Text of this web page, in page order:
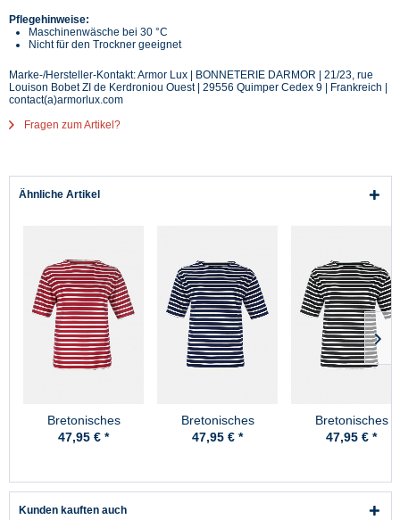
Pflegehinweise:
Maschinenwäsche bei 30 °C
Nicht für den Trockner geeignet
Marke-/Hersteller-Kontakt: Armor Lux | BONNETERIE DARMOR | 21/23, rue
Louison Bobet ZI de Kerdroniou Ouest | 29556 Quimper Cedex 9 | Frankreich |
contact(a)armorlux.com
Fragen zum Artikel?
Ähnliche Artikel
Bretonisches
Fischerhemd Damen
Kurzarm -
47,95 € *
Bretonisches
Fischerhemd Damen
Kurzarm -
47,95 € *
Bretonisches
Fischerhemd
Kurzarm -
47,95 € *
Kunden kauften auch